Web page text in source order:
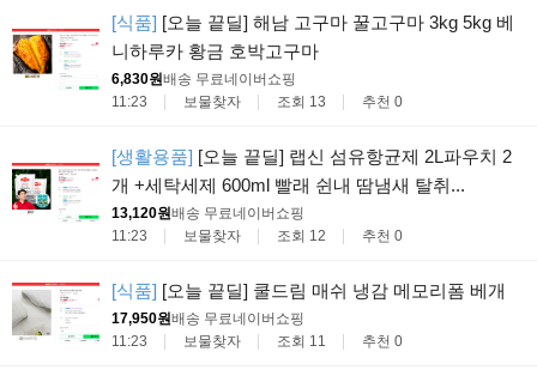
[식품] [오늘 끝딜] 해남 고구마 꿀고구마 3kg 5kg 베
니하루카 황금 호박고구마
6,830원배송 무료네이버쇼핑
11:23
보물찾자 조회 13 추천 0
[생활용품] [오늘 끝딜] 랩신 섬유항균제 2L파우치 2
개 +세탁세제 600ml 빨래 쉰내 땀냄새 탈취...
13,120원배송 무료네이버쇼핑
11:23
보물찾자 조회 12 추천 0
[식품] [오늘 끝딜] 쿨드림 매쉬 냉감 메모리폼 베개
17,950원배송 무료네이버쇼핑
11:23
보물찾자 조회 11 추천 0